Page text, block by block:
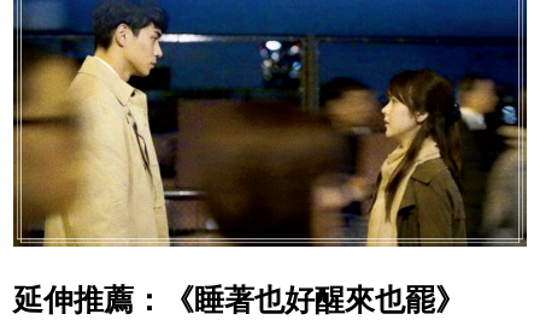
延伸推薦：《睡著也好醒來也罷》